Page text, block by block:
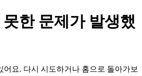
한 문제가 발생했
어요. 다시 시도하거나 홈으로 돌아가보